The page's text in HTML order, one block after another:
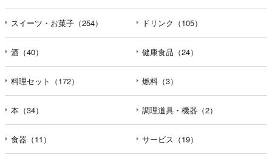
スイーツ・お菓子（254） ドリンク（105）
酒（40） 健康食品（24）
料理セット（172） 燃料（3）
本（34） 調理道具・機器（2）
食器（11） サービス（19）